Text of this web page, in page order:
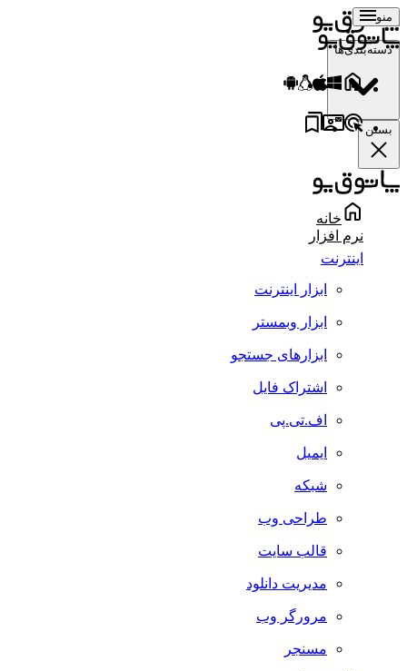
منو
دسته‌بندی‌ها
بستن
خانه
نرم افزار
اینترنت
ابزار اینترنت
ابزار وبمستر
ابزارهای جستجو
اشتراک فایل
اف.تی.پی
ایمیل
شبکه
طراحی وب
قالب سایت
مدیریت دانلود
مرورگر وب
مسنجر